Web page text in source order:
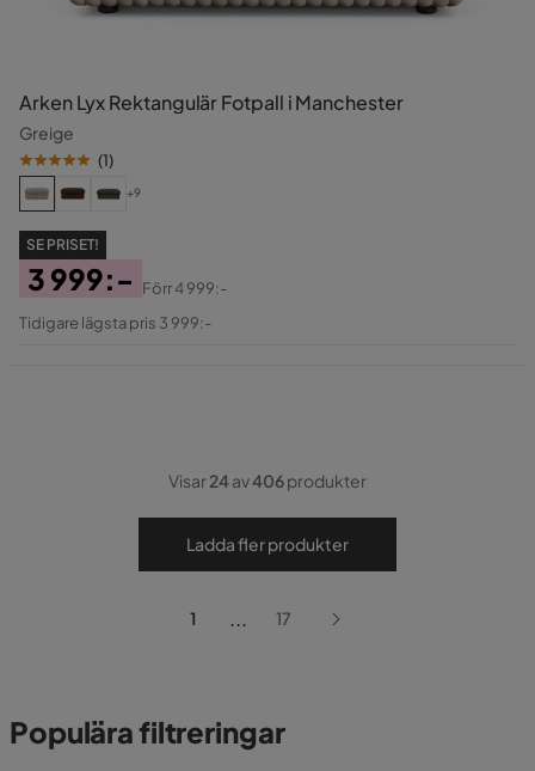
Arken Lyx Rektangulär Fotpall i Manchester
Greige
(1)
+9
SE PRISET!
Pris
3 999:-
Original
Förr4 999:-
Tidigare lägsta pris 3 999:-
Visar24av406produkter
Ladda fler produkter
1 ... 17
Populära filtreringar